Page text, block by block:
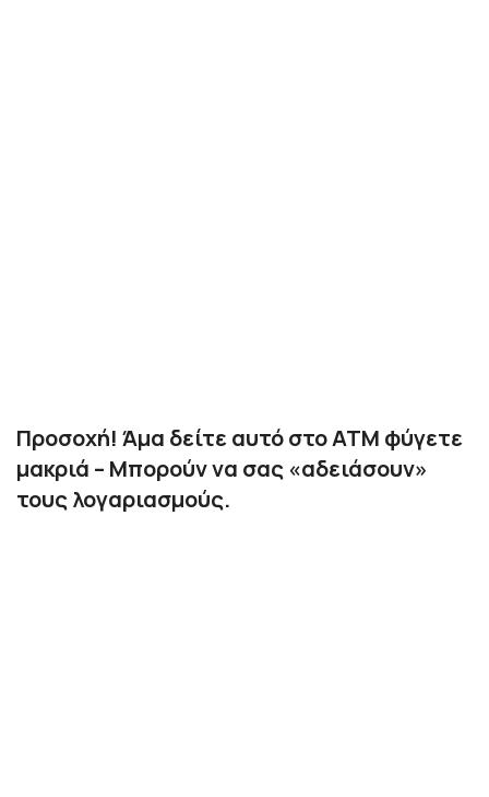
Προσοχή! Άμα δείτε αυτό στο ATM φύγετε
μακριά – Μπορούν να σας «αδειάσουν»
τους λογαριασμούς.